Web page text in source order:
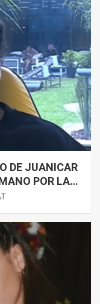
DE JUANICAR
POR LA